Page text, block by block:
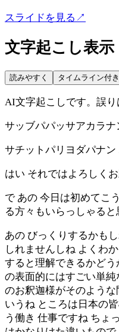
スライドを見る ↗
文字起こし表示
読みやすく タイムライン付き
AI文字起こしです。誤り
サッブパパッサアカラ
サチットパリヨダパナ
はい それではよろしく
で あの 今日は初めてこ
る方々もいらっしゃると
あの びっくりするかも
しれませんしね よくわ
すると理解できるかど
の表面的にはすごい単
のお釈迦様がそのよう
いうね ところは日本の
う働き 仕事ですね ちょ